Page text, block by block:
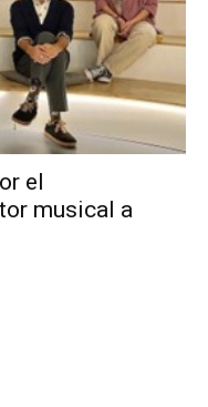
el
musical a